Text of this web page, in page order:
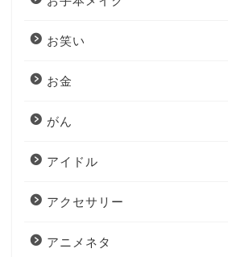
お笑い
お金
がん
アイドル
アクセサリー
アニメネタ